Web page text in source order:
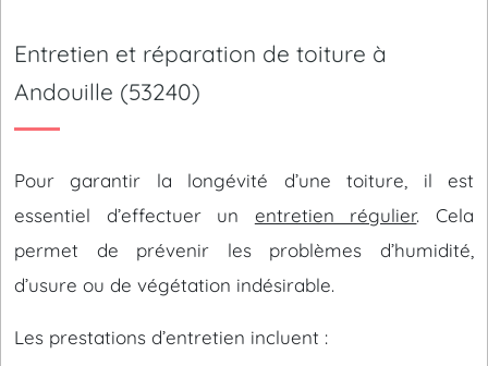
Entretien et réparation de toiture à
Andouille (53240)
Pour garantir la longévité d’une toiture, il est
essentiel d’effectuer un entretien régulier. Cela
permet de prévenir les problèmes d’humidité,
d’usure ou de végétation indésirable.
Les prestations d’entretien incluent :